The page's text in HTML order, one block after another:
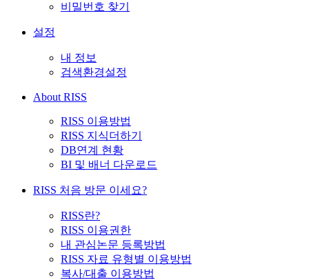
비밀번호 찾기
설정
내 정보
검색환경설정
About RISS
RISS 이용방법
RISS 지식더하기
DB연계 현황
BI 및 배너 다운로드
RISS 처음 방문 이세요?
RISS란?
RISS 이용권한
내 관심논문 등록방법
RISS 자료 유형별 이용방법
복사/대출 이용방법